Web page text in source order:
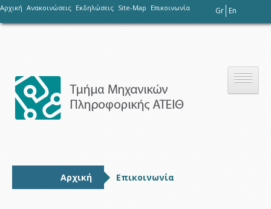
-
Αρχική Ανακοινώσεις Εκδηλώσεις Site-Map Επικοινωνία Gr En
Αρχική Επικοινωνία